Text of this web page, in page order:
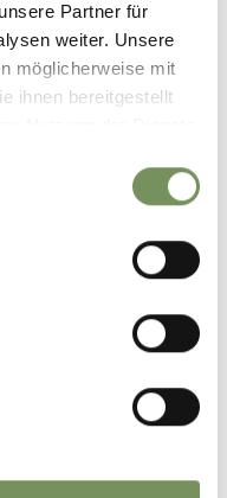
Partner für
weiter. Unsere
möglicherweise mit
ihnen bereitgestellt